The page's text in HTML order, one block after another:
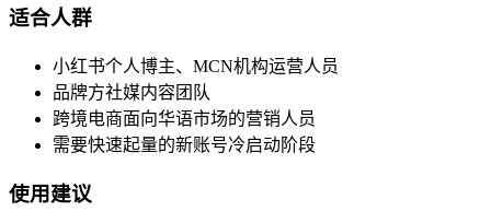
适合人群
小红书个人博主、MCN机构运营人员
品牌方社媒内容团队
跨境电商面向华语市场的营销人员
需要快速起量的新账号冷启动阶段
使用建议